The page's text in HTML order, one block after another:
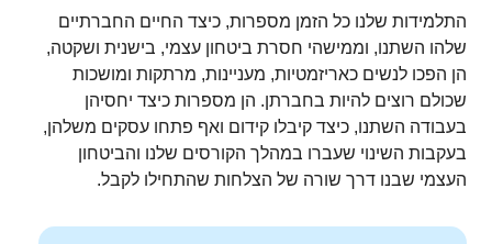
התלמידות שלנו כל הזמן מספרות, כיצד החיים החברתיים
שלהו השתנו, וממישהי חסרת ביטחון עצמי, בישנית ושקטה,
הן הפכו לנשים כאריזמטיות, מעניינות, מרתקות ומושכות
שכולם רוצים להיות בחברתן. הן מספרות כיצד יחסיהן
בעבודה השתנו, כיצד קיבלו קידום ואף פתחו עסקים משלהן,
בעקבות השינוי שעברו במהלך הקורסים שלנו והביטחון
העצמי שבנו דרך שורה של הצלחות שהתחילו לקבל.